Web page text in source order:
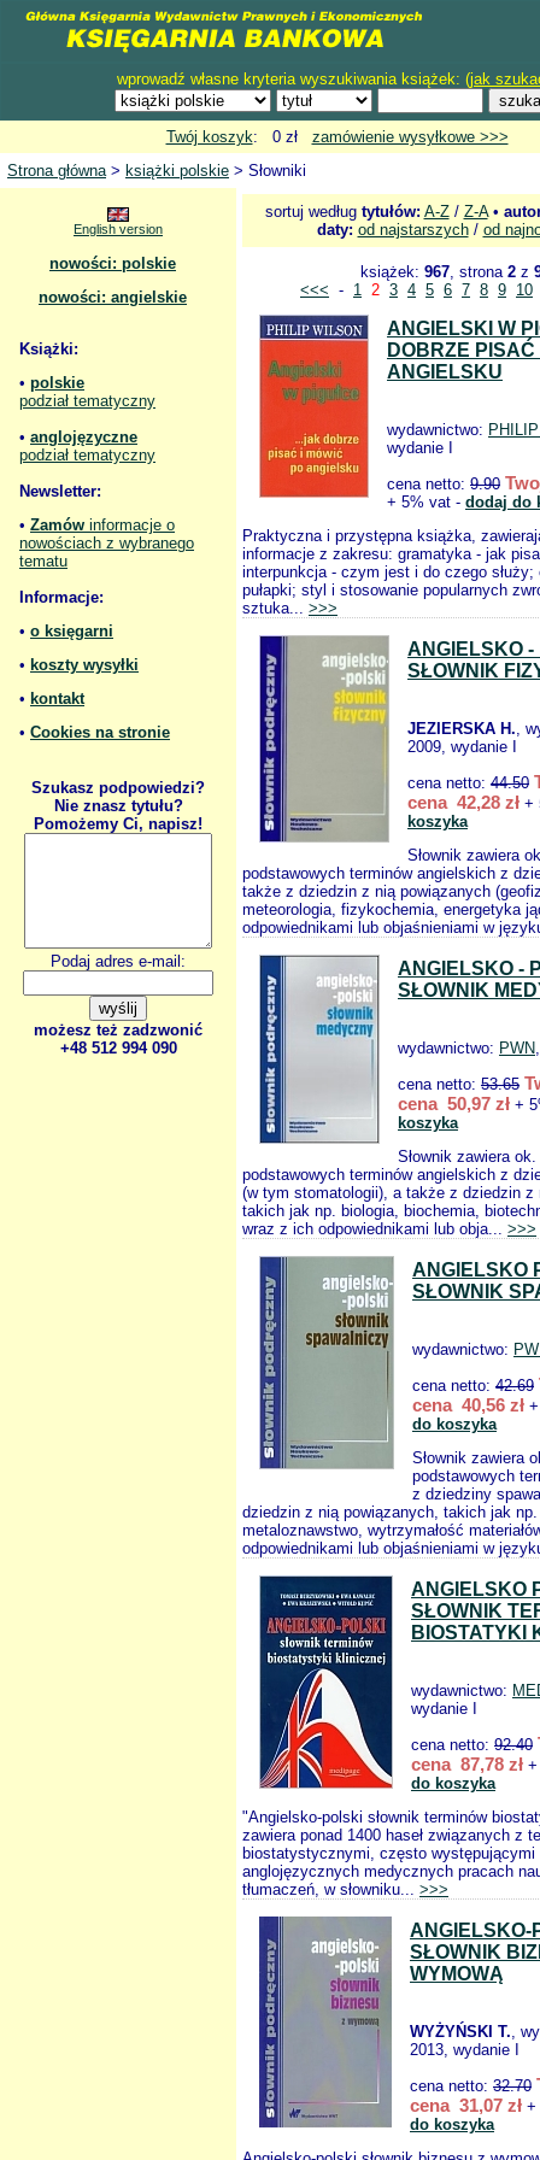
wprowadź własne kryteria wyszukiwania książek: (jak
Twój koszyk: 0 zł zamówienie wysyłkowe >>>
Strona główna> książki polskie > Słowniki
English version
nowości: polskie
nowości: angielskie
Książki:
• polskie
podział tematyczny
• anglojęzyczne
podział tematyczny
Newsletter:
• Zamów informacje o
nowościach z wybranego
tematu
Informacje:
• o księgarni
• koszty wysyłki
• kontakt
• Cookies na stronie
Szukasz podpowiedzi?
Nie znasz tytułu?
Pomożemy Ci, napisz!
Podaj adres e-mail:
możesz też zadzwonić
+48 512 994 090
sortuj według tytułów: A-Z/ Z-A•
daty: od najstarszych/ od
książek: 967, strona 2 z
<<< - 1 2 3 4 5 6 7 8 9 10
ANGIELSKI W
DOBRZE PISAĆ
ANGIELSKU
wydawnictwo:
wydanie I
cena netto: 9.90
+ 5% vat - dodaj do
Praktyczna i przystępna książka,
informacje z zakresu: gramatyka - jak
interpunkcja - czym jest i do czego służy;
pułapki; styl i stosowanie popularnych
sztuka... >>>
ANGIELSKO -
SŁOWNIK
JEZIERSKA H.,
2009, wydanie I
cena netto: 44.50
cena 42,28 zł +
koszyka
Słownik zawiera
podstawowych terminów angielskich z
także z dziedzin z nią powiązanych
meteorologia, fizykochemia, energetyka
odpowiednikami lub objaśnieniami w
ANGIELSKO -
SŁOWNIK
wydawnictwo: PWN
cena netto: 53.65
cena 50,97 zł +
koszyka
Słownik zawiera
podstawowych terminów angielskich z
(w tym stomatologii), a także z dziedzin z
takich jak np. biologia, biochemia,
wraz z ich odpowiednikami lub obja... >>>
ANGIELSKO
SŁOWNIK
wydawnictwo:
cena netto: 42.69
cena 40,56 zł
do koszyka
Słownik zawiera
podstawowych
z dziedziny
dziedzin z nią powiązanych, takich jak
metaloznawstwo, wytrzymałość
odpowiednikami lub objaśnieniami w
ANGIELSKO
SŁOWNIK
BIOSTATYKI
wydawnictwo:
wydanie I
cena netto: 92.40
cena 87,78 zł
do koszyka
"Angielsko-polski słownik terminów
zawiera ponad 1400 haseł związanych z
biostatystycznymi, często występującymi
anglojęzycznych medycznych pracach
tłumaczeń, w słowniku... >>>
ANGIELSKO-
SŁOWNIK
WYMOWĄ
WYŻYŃSKI T.,
2013, wydanie I
cena netto: 32.70
cena 31,07 zł +
do koszyka